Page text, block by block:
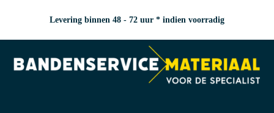
Levering binnen 48 - 72 uur * indien voorradig